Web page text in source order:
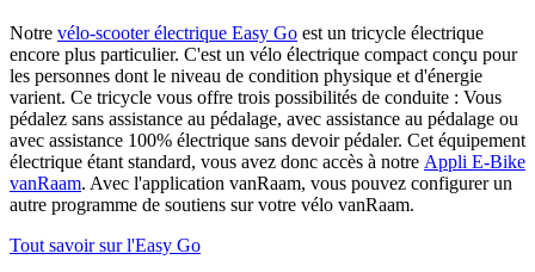
Notre vélo-scooter électrique Easy Go est un tricycle électrique
encore plus particulier. C'est un vélo électrique compact conçu pour
les personnes dont le niveau de condition physique et d'énergie
varient. Ce tricycle vous offre trois possibilités de conduite : Vous
pédalez sans assistance au pédalage, avec assistance au pédalage ou
avec assistance 100% électrique sans devoir pédaler. Cet équipement
électrique étant standard, vous avez donc accès à notre Appli E-Bike
vanRaam. Avec l'application vanRaam, vous pouvez configurer un
autre programme de soutiens sur votre vélo vanRaam.
Tout savoir sur l'Easy Go